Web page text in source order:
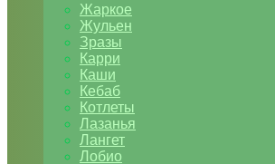
Жаркое
Жульен
Зразы
Карри
Каши
Кебаб
Котлеты
Лазанья
Лангет
Лобио